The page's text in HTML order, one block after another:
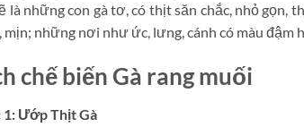
là những con gà tơ, có thịt săn chắc, nhỏ gọn,
mịn; những nơi như ức, lưng, cánh có màu
chế biến Gà rang muối
Ướp Thịt Gà